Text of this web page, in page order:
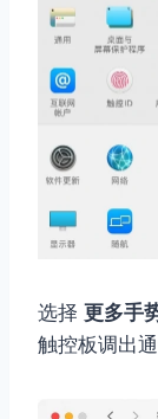
选择 更多手
触控板调出